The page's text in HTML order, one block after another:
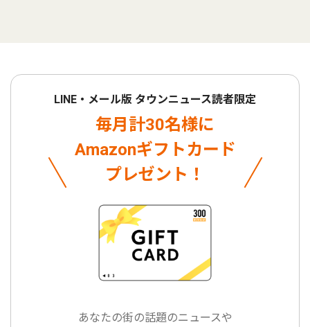
LINE・メール版 タウンニュース読者限定
毎月計30名様に
Amazonギフトカード
プレゼント！
あなたの街の話題のニュースや